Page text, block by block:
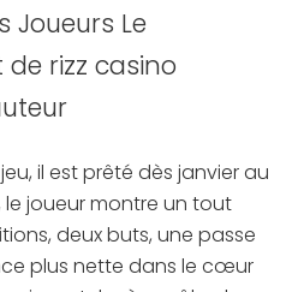
Joueurs Le
de rizz casino
il est prêté dès janvier au
le joueur montre un tout
deux buts, une passe
plus nette dans le cœur